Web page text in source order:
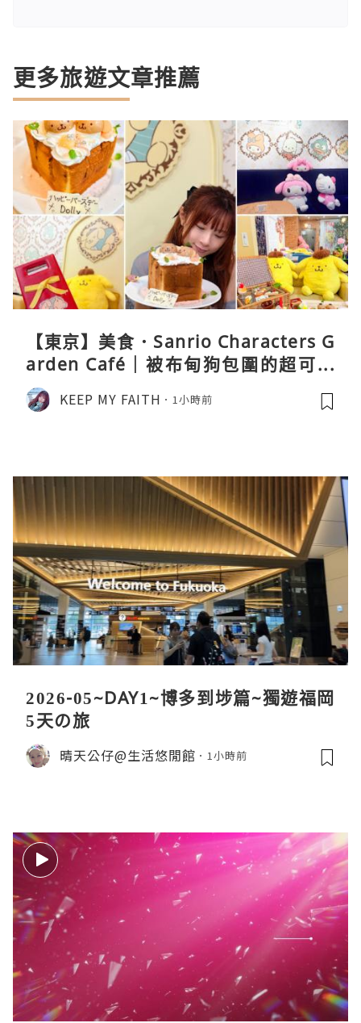
更多旅遊文章推薦
【東京】美食．Sanrio Characters G
arden Café｜被布甸狗包圍的超可愛
下午茶體驗
KEEP MY FAITH 1小時前
2026-05~DAY1~博多到埗篇~獨遊福岡
5天の旅
晴天公仔@生活悠閒館 1小時前